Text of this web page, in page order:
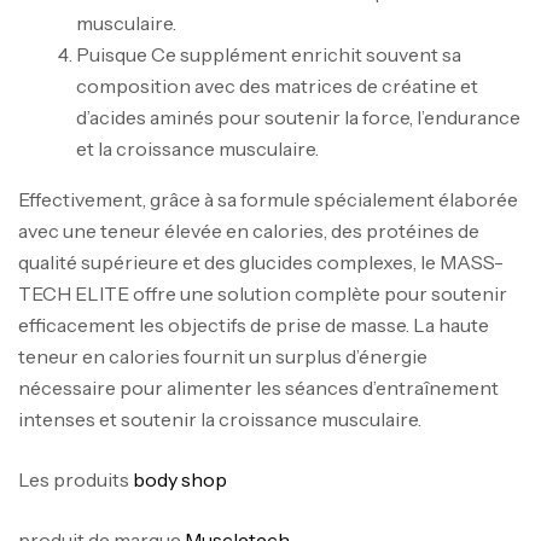
musculaire.
Puisque Ce supplément enrichit souvent sa
composition avec des matrices de créatine et
d’acides aminés pour soutenir la force, l’endurance
et la croissance musculaire.
Effectivement, grâce à sa formule spécialement élaborée
avec une teneur élevée en calories, des protéines de
qualité supérieure et des glucides complexes, le MASS-
TECH ELITE offre une solution complète pour soutenir
efficacement les objectifs de prise de masse. La haute
teneur en calories fournit un surplus d’énergie
nécessaire pour alimenter les séances d’entraînement
intenses et soutenir la croissance musculaire.
Les produits body shop
Mega Creatine CREAPURE – 306 Gr –
CREATINE
د.ت126
100% Pure Whey – 2,27kg – BIOTECHUSA
Autres
د.ت269
Omega 3 – 100 Gélules – Scitec Nutrition